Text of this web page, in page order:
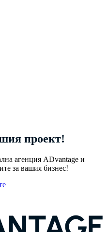
проект!
агенция ADvantage и
за вашия бизнес!